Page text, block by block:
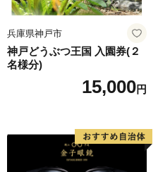
兵庫県神戸市
神戸どうぶつ王国 入園券(２
名様分)
15,000円